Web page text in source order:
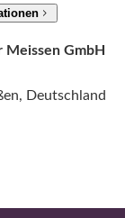
GmbH
Deutschland